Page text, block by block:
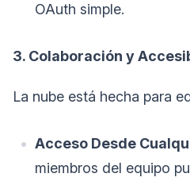
OAuth simple.
3. Colaboración y
La nube está hecha para
Acceso Desde
miembros del equipo